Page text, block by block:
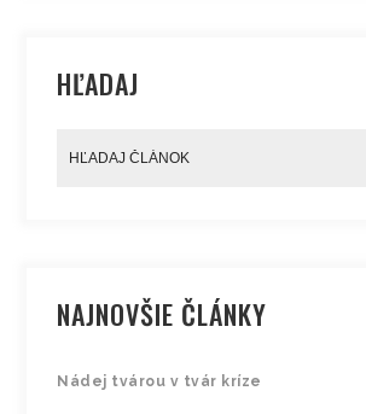
HĽADAJ
NAJNOVŠIE ČLÁNKY
Nádej tvárou v tvár kríze